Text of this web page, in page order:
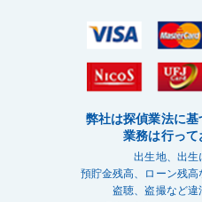
弊社は探偵業法に基
業務は行って
出生地、出生
預貯金残高、ローン残
盗聴、盗撮など違